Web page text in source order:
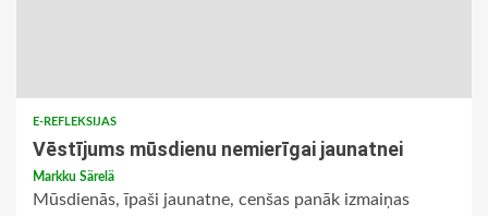
E-REFLEKSIJAS
Vēstījums mūsdienu nemierīgai jaunatnei
Markku Särelä
Mūsdienās, īpaši jaunatne, cenšas panāk izmaiņas